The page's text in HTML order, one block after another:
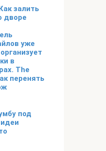
залить
дворе
уже
в
The
перенять
под